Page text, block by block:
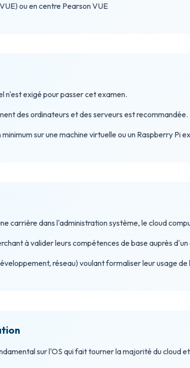
ou en centre Pearson VUE
n'est exigé pour passer cet examen.
des ordinateurs et des serveurs est recommandée.
sur une machine virtuelle ou un Raspberry Pi
carrière dans l'administration système, le cloud
à valider leurs compétences de base auprès
réseau) voulant formaliser leur usage de
sur l'OS qui fait tourner la majorité du cloud